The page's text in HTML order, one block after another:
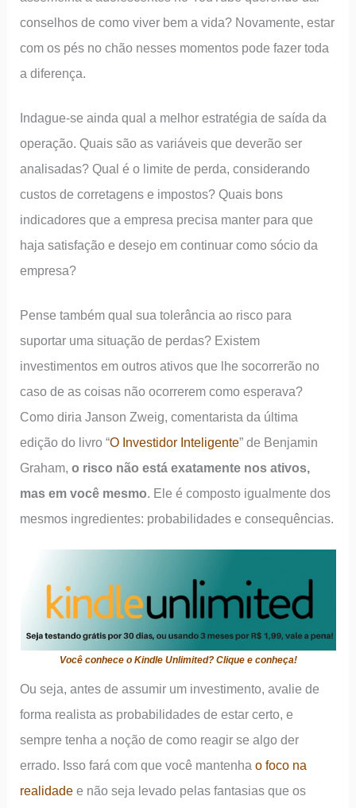
conselhos de como viver bem a vida? Novamente, estar
com os pés no chão nesses momentos pode fazer toda
a diferença.
Indague-se ainda qual a melhor estratégia de saída da
operação. Quais são as variáveis que deverão ser
analisadas? Qual é o limite de perda, considerando
custos de corretagens e impostos? Quais bons
indicadores que a empresa precisa manter para que
haja satisfação e desejo em continuar como sócio da
empresa?
Pense também qual sua tolerância ao risco para
suportar uma situação de perdas? Existem
investimentos em outros ativos que lhe socorrerão no
caso de as coisas não ocorrerem como esperava?
Como diria Janson Zweig, comentarista da última
edição do livro “O Investidor Inteligente” de Benjamin
Graham,o risco não está exatamente nos ativos,
mas em você mesmo. Ele é composto igualmente dos
mesmos ingredientes: probabilidades e consequências.
Você conhece o Kindle Unlimited? Clique e conheça!
Ou seja, antes de assumir um investimento, avalie de
forma realista as probabilidades de estar certo, e
sempre tenha a noção de como reagir se algo der
errado. Isso fará com que você mantenhao foco na
realidade e não seja levado pelas fantasias que os